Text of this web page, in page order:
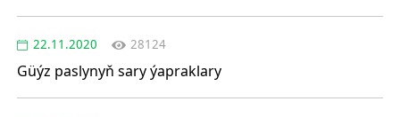
22.11.2020 28124
Güýz paslynyň sary ýapraklary